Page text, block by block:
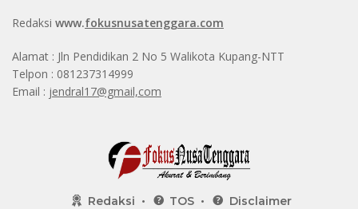
Redaksi www.fokusnusatenggara.com
Alamat : Jln Pendidikan 2 No 5 Walikota Kupang-NTT
Telpon : 081237314999
Email : jendral17@gmail,com
Redaksi TOS Disclaimer